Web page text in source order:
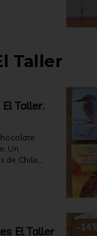
Taller
Taller.
Un
de Chile.
-14
El Taller